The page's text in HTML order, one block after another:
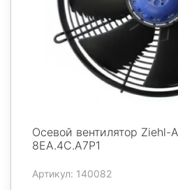
Осевой вентилятор Ziehl-
8EA.4C.A7P1
Артикул: 140082